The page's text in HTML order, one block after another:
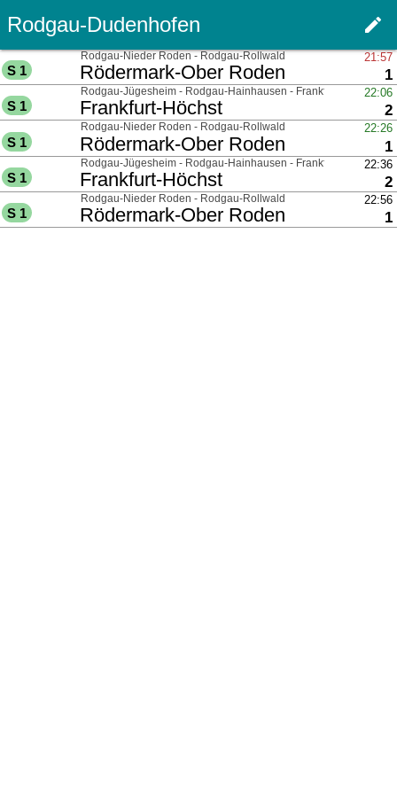
Rodgau-Dudenhofen edit
S 1 nach
Rödermark-Ober Roden
21:57
1
über
Rodgau-Nieder Roden - Rodgau-Rollwald
S 1 nach
Frankfurt-Höchst
22:06
2
über
Rodgau-Jügesheim - Rodgau-Hainhausen - Frankfurt
S 1 nach
Rödermark-Ober Roden
22:26
1
über
Rodgau-Nieder Roden - Rodgau-Rollwald
S 1 nach
Frankfurt-Höchst
22:36
2
über
Rodgau-Jügesheim - Rodgau-Hainhausen - Frankfurt
S 1 nach
Rödermark-Ober Roden
22:56
1
über
Rodgau-Nieder Roden - Rodgau-Rollwald